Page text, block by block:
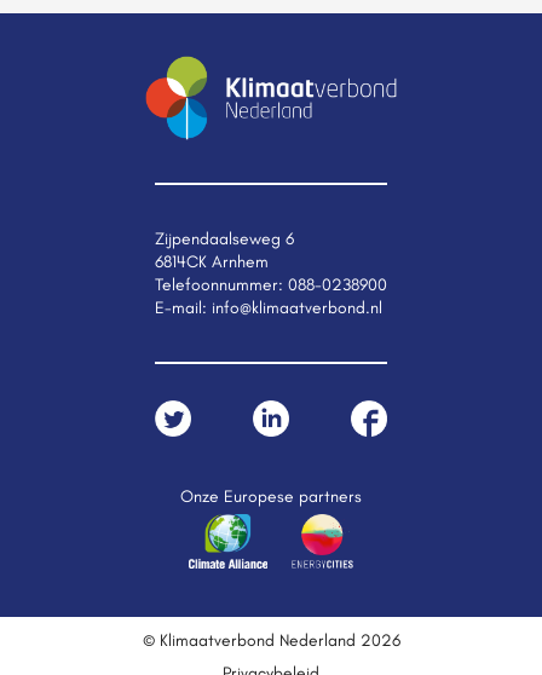
Zijpendaalseweg 6
6814CK Arnhem
Telefoonnummer: 088-0238900
E-mail: info@klimaatverbond.nl
Onze Europese partners
© Klimaatverbond Nederland 2026